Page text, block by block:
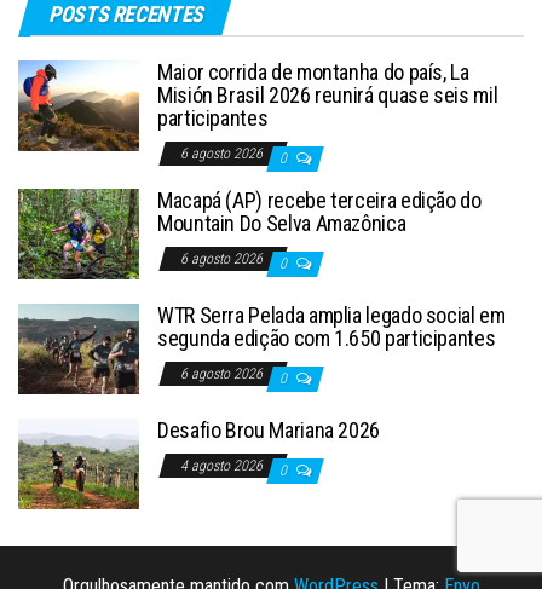
POSTS RECENTES
Maior corrida de montanha do país, La
Misión Brasil 2026 reunirá quase seis mil
participantes
6 agosto 2026 0
Macapá (AP) recebe terceira edição do
Mountain Do Selva Amazônica
6 agosto 2026 0
WTR Serra Pelada amplia legado social em
segunda edição com 1.650 participantes
6 agosto 2026 0
Desafio Brou Mariana 2026
4 agosto 2026 0
Orgulhosamente mantido comWordPress |Tema:Envo